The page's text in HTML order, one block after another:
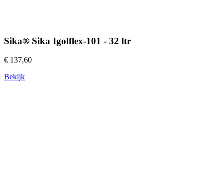
Sika® Sika Igolflex-101 - 32 ltr
€ 137,60
Bekijk